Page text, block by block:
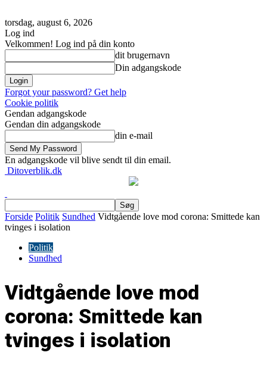
torsdag, august 6, 2026
Log ind
Velkommen! Log ind på din konto
dit brugernavn
Din adgangskode
Forgot your password? Get help
Cookie politik
Gendan adgangskode
Gendan din adgangskode
din e-mail
En adgangskode vil blive sendt til din email.
Ditoverblik.dk
Forside Politik Sundhed Vidtgående love mod corona: Smittede kan
tvinges i isolation
Politik
Sundhed
Vidtgående love mod
corona: Smittede kan
tvinges i isolation